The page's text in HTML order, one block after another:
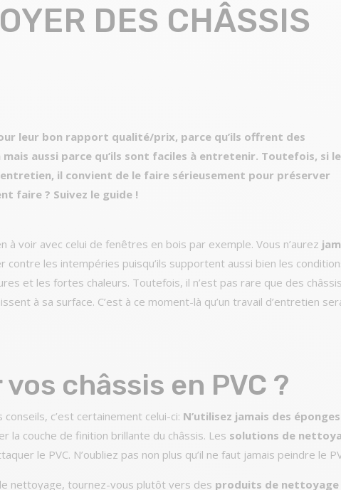
DES CHÂSSIS
leur bon rapport qualité/prix, parce qu’ils offrent des
aussi parce qu’ils sont faciles à entretenir. Toutefois, si
il convient de le faire sérieusement pour préserver
faire ? Suivez le guide !
à voir avec celui de fenêtres en bois par exemple. Vous n’aurez
contre les intempéries puisqu’ils supportent aussi bien les
et les fortes chaleurs. Toutefois, il n’est pas rare que des châssis
à sa surface. C’est à ce moment-là qu’un travail d’entretien
châssis en PVC ?
c’est certainement celui-ci: N’utilisez jamais des éponges
la couche de finition brillante du châssis. Les solutions de
le PVC. N’oubliez pas non plus qu’il ne faut jamais peindre le
nettoyage, tournez-vous plutôt vers des produits de nettoyage